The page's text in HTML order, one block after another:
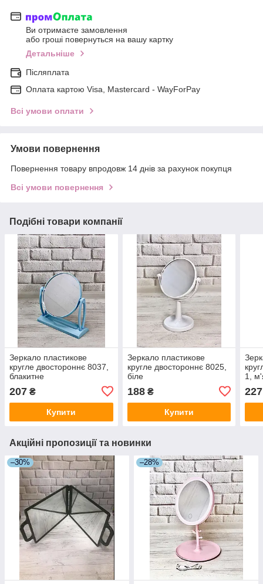
Ви отримаєте замовлення
або гроші повернуться на вашу картку
Детальніше
Післяплата
Оплата картою Visa, Mastercard - WayForPay
Всі умови оплати
Умови повернення
Повернення товару впродовж 14 днів за рахунок покупця
Всі умови повернення
Подібні товари компанії
Зеркало пластикове
кругле двостороннє 8037,
блакитне
207 ₴
Купити
Зеркало пластикове
кругле двостороннє 8025,
біле
188₴
Купити
1,
227
Акційні пропозиції та новинки
–30% –28%